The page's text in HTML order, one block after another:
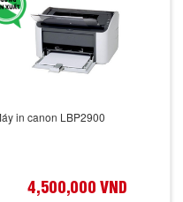
in canon LBP2900
4,500,000 VND